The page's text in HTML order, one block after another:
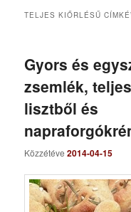
elsődleges
másodlagos
TELJES KIŐRLÉSŰ
Gyors és
zsemlék,
lisztből és
Közzétéve2014-04-15